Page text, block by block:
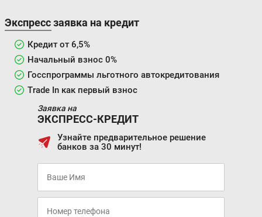
Экспресс заявка на кредит
Кредит от 6,5%
Начальный взнос 0%
Госспрограммы льготного автокредитования
Trade In как первый взнос
Заявка на
ЭКСПРЕСС-КРЕДИТ
Узнайте предварительное решение
банков за 30 минут!